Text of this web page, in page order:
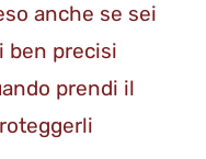
anche se sei
ben precisi
prendi il